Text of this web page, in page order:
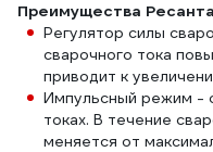
Преимущества
Регулятор силы
сварочного тока
приводит к
Импульсный режим -
токах. В течение
меняется от